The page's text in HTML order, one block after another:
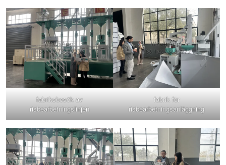
fabriksbesök av
risbearbetningslinjen
fabrik för
risbearbetningsanläggning